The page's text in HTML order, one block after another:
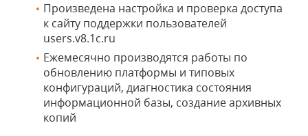
Произведена настройка и проверка доступа
к сайту поддержки пользователей
users.v8.1c.ru
Ежемесячно производятся работы по
обновлению платформы и типовых
конфигураций, диагностика состояния
информационной базы, создание архивных
копий